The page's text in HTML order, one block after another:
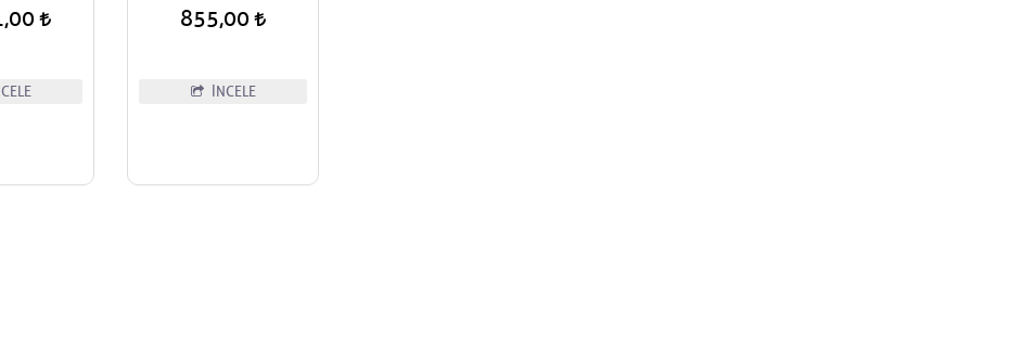
855,00
İNCELE